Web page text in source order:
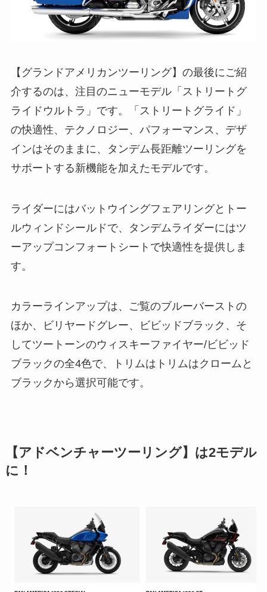
【グランドアメリカンツーリング】の最後にご紹
介するのは、注目のニューモデル「ストリートグ
ライドウルトラ」です。「ストリートグライド」
の快適性、テクノロジー、パフォーマンス、デザ
インはそのままに、タンデム長距離ツーリングを
サポートする新機能を加えたモデルです。
ライダーにはバットウイングフェアリングとトー
ルウィンドシールドで、タンデムライダーにはツ
ーアップコンフォートシートで快適性を提供しま
す。
カラーラインアップは、ご覧のブルーバーストの
ほか、ビリヤードグレー、ビビッドブラック、そ
してツートーンのウィスキーファイヤー/ビビッド
ブラックの全4色で、トリムはトリムはクロームと
ブラックから選択可能です。
【アドベンチャーツーリング】は2モデル
に！